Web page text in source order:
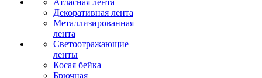
Атласная лента
Декоративная лента
Металлизированная
лента
Светоотражающие
ленты
Косая бейка
Брючная